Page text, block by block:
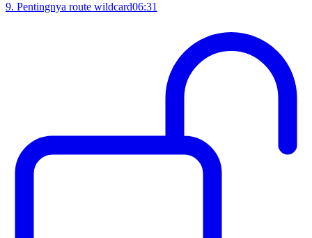
9. Pentingnya route wildcard06:31